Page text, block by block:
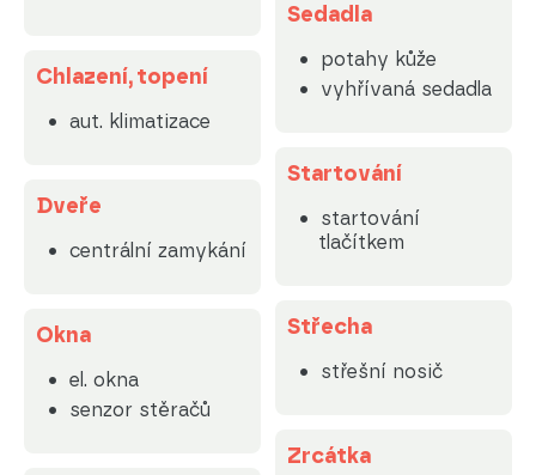
Chlazení, topení
aut. klimatizace
Dveře
centrální zamykání
Okna
el. okna
senzor stěračů
Sedadla
potahy kůže
vyhřívaná sedadla
Startování
startování
tlačítkem
Střecha
střešní nosič
Zrcátka